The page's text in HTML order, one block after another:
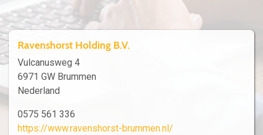
Ravenshorst Holding B.V.
Vulcanusweg 4
6971 GW Brummen
Nederland
0575 561 336
https://www.ravenshorst-brummen.nl/